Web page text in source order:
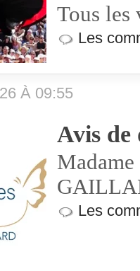
Tous les
Les
À 09:55
Avis de
Les